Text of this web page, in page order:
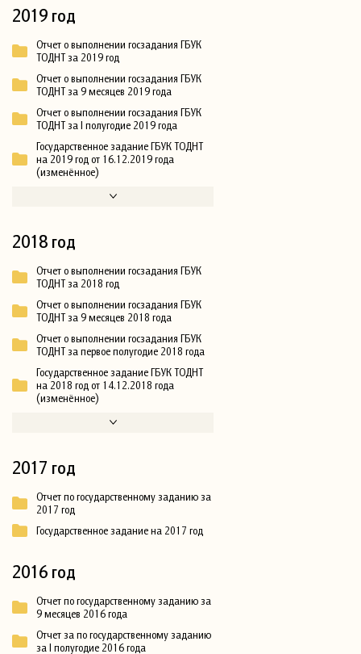
2019 год
Отчет о выполнении госзадания ГБУК
ТОДНТ за 2019 год
Отчет о выполнении госзадания ГБУК
ТОДНТ за 9 месяцев 2019 года
Отчет о выполнении госзадания ГБУК
ТОДНТ за I полугодие 2019 года
Государственное задание ГБУК ТОДНТ
на 2019 год от 16.12.2019 года
(изменённое)
2018 год
Отчет о выполнении госзадания ГБУК
ТОДНТ за 2018 год
Отчет о выполнении госзадания ГБУК
ТОДНТ за 9 месяцев 2018 года
Отчет о выполнении госзадания ГБУК
ТОДНТ за первое полугодие 2018 года
Государственное задание ГБУК ТОДНТ
на 2018 год от 14.12.2018 года
(изменённое)
2017 год
Отчет по государственному заданию за
2017 год
Государственное задание на 2017 год
2016 год
Отчет по государственному заданию за
9 месяцев 2016 года
Отчет за по государственному заданию
за I полугодие 2016 года